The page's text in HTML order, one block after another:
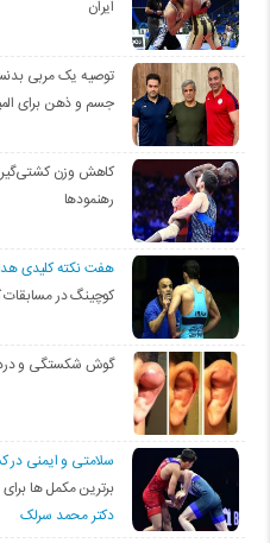
ایران
توصیه یک مربی
جسم و ذهن برای
کاهش وزن
رهنمودها
هفت نکته کلیدی
کوچینگ در
گوش شکستگی و
سلامتی و ایمنی در
برترین مکمل ها
دکتر محمد سرلک